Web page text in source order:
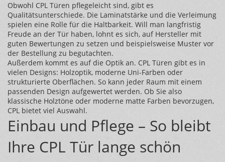
Obwohl CPL Türen pflegeleicht sind, gibt es
Qualitätsunterschiede. Die Laminatstärke und die Verleimung
spielen eine Rolle für die Haltbarkeit. Will man langfristig
Freude an der Tür haben, lohnt es sich, auf Hersteller mit
guten Bewertungen zu setzen und beispielsweise Muster vor
der Bestellung zu begutachten.
Außerdem kommt es auf die Optik an. CPL Türen gibt es in
vielen Designs: Holzoptik, moderne Uni-Farben oder
strukturierte Oberflächen. So kann jeder Raum mit einem
passenden Design aufgewertet werden. Ob Sie also
klassische Holztöne oder moderne matte Farben bevorzugen,
CPL bietet viel Auswahl.
Einbau und Pflege – So bleibt
Ihre CPL Tür lange schön